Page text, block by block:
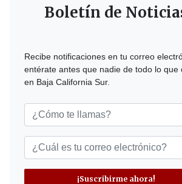
Boletín de
Recibe notificaciones en tu correo
entérate antes que nadie de todo lo que
en Baja California Sur.
¡Suscribirme ahora!